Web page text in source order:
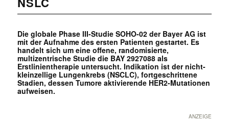
Die globale Phase III-Studie SOHO-02 der Bayer AG ist
mit der Aufnahme des ersten Patienten gestartet. Es
handelt sich um eine offene, randomisierte,
multizentrische Studie die BAY 2927088 als
Erstlinientherapie untersucht. Indikation ist der nicht-
kleinzellige Lungenkrebs (NSCLC), fortgeschrittene
Stadien, dessen Tumore aktivierende HER2-Mutationen
aufweisen.
ANZEIGE